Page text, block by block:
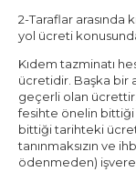
2-Taraflar arasında
yol ücreti
Kıdem tazminatı
ücretidir. Başka bir
geçerli olan
fesihte önelin
bittiği tarihteki ücret
tanınmaksızın ve
ödenmeden)